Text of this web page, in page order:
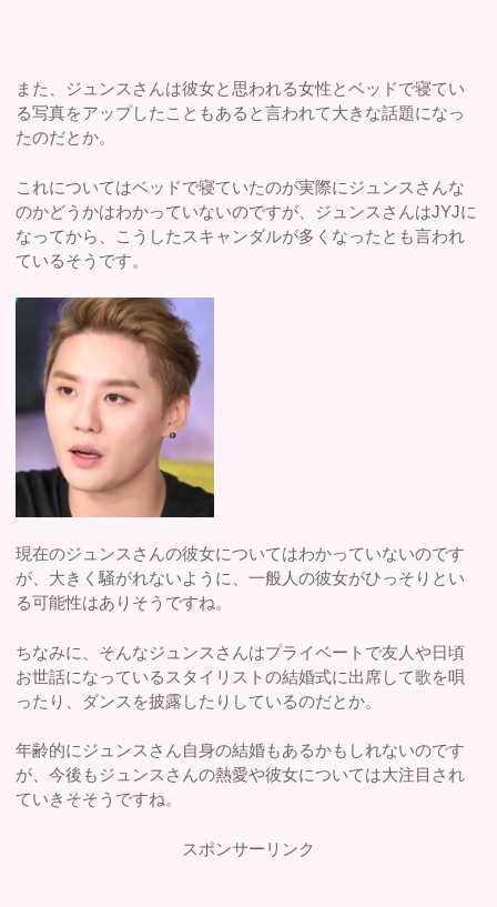
また、ジュンスさんは彼女と思われる女性とベッドで寝てい
る写真をアップしたこともあると言われて大きな話題になっ
たのだとか。
これについてはベッドで寝ていたのが実際にジュンスさんな
のかどうかはわかっていないのですが、ジュンスさんはJYJに
なってから、こうしたスキャンダルが多くなったとも言われ
ているそうです。
現在のジュンスさんの彼女についてはわかっていないのです
が、大きく騒がれないように、一般人の彼女がひっそりとい
る可能性はありそうですね。
ちなみに、そんなジュンスさんはプライベートで友人や日頃
お世話になっているスタイリストの結婚式に出席して歌を唄
ったり、ダンスを披露したりしているのだとか。
年齢的にジュンスさん自身の結婚もあるかもしれないのです
が、今後もジュンスさんの熱愛や彼女については大注目され
ていきそそうですね。
スポンサーリンク